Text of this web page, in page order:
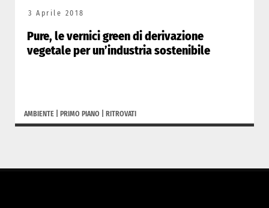
3 Aprile 2018
Pure, le vernici green di derivazione
vegetale per un’industria sostenibile
AMBIENTE PRIMO PIANO RITROVATI